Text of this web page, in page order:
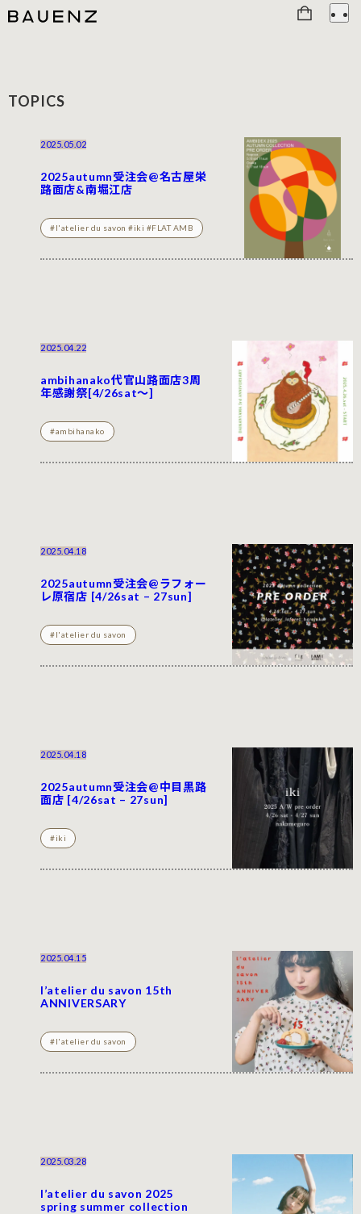
TOPICS
2025.05.02
2025autumn受注会@名古屋栄
路面店&南堀江店
#l'atelier du savon #iki #FLAT AMB
2025.04.22
ambihanako代官山路面店3周
年感謝祭[4/26sat〜]
#ambihanako
2025.04.18
2025autumn受注会@ラフォー
レ原宿店 [4/26sat – 27sun]
#l'atelier du savon
2025.04.18
2025autumn受注会@中目黒路
面店 [4/26sat – 27sun]
#iki
2025.04.15
l’atelier du savon 15th
ANNIVERSARY
#l'atelier du savon
2025.03.28
l’atelier du savon 2025
spring summer collection